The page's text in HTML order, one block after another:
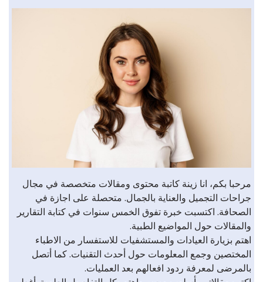
مرحبا بكم، انا زينة كاتبة محتوى ومقالات متخصصة في مجال
جراحات التجميل والعناية بالجمال. متحصلة على اجازة في
الصحافة. اكتسبت خبرة تفوق الخمس سنوات في كتابة التقارير
والمقالات حول المواضيع الطبية.
اهتم بزيارة العيادات والمستشفيات للاستفسار من الاطباء
المختصين وجمع المعلومات حول أحدث التقنيات. كما أتصل
بالمرضى لمعرفة ردود افعالهم بعد العمليات.